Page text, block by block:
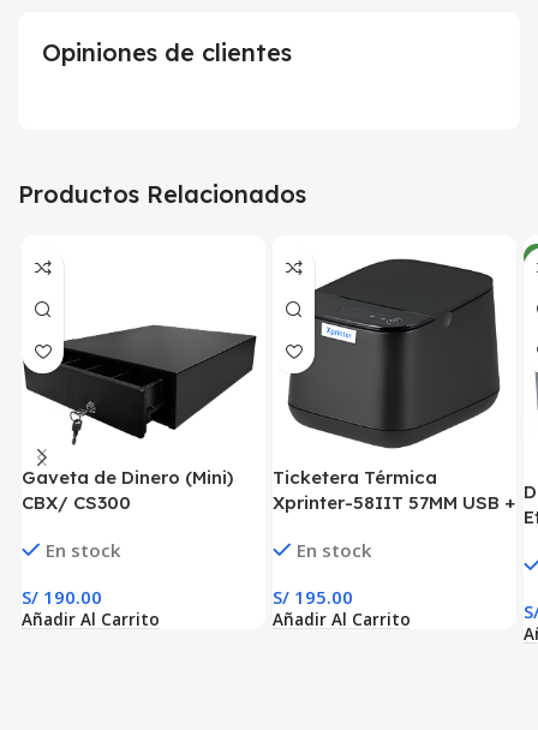
Opiniones de clientes
Productos Relacionados
Gaveta de Dinero (Mini)
CBX/ CS300
En stock
S/ 190.00
Añadir Al Carrito
Ticketera Térmica
Xprinter-58IIT 57MM USB +
En stock
S/ 195.00
Añadir Al Carrito